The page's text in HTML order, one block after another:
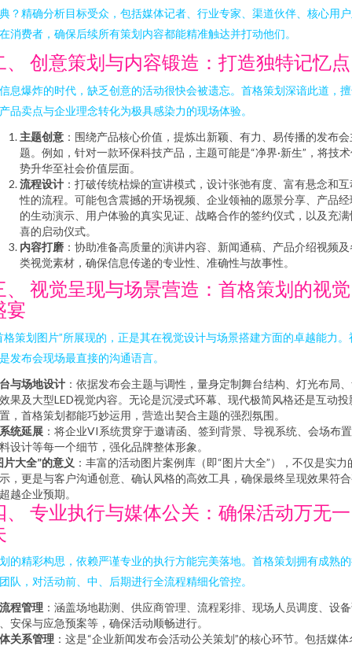
？精确分析目标受众，包括媒体记者、行业专家、渠道伙伴、核心用
消费者，确保后续所有策划内容都能精准触达并打动他们。
、 创意策划与内容锻造：打造独特记忆点
息爆炸的时代，缺乏创意的活动很快会被遗忘。首格策划深谙此道，
品卖点与企业理念转化为极具感染力的现场体验。
主题创意 ：围绕产品核心价值，提炼出新颖、有力、易传播的发布会
题。例如，针对一款环保科技产品，主题可能是“净界·新生”，将技
势升华至社会价值层面。
流程设计 ：打破传统枯燥的宣讲模式，设计张弛有度、富有悬念和互
性的流程。可能包含震撼的开场视频、企业领袖的愿景分享、产品经
的生动演示、用户体验的真实见证、战略合作的签约仪式，以及充满
喜的启动仪式。
内容打磨 ：协助准备高质量的演讲内容、新闻通稿、产品介绍视频及
类视觉素材，确保信息传递的专业性、准确性与故事性。
、 视觉呈现与场景营造：首格策划的视觉
宴
格策划图片”所展现的，正是其在视觉设计与场景搭建方面的卓越能力。
发布会现场最直接的沟通语言。
与场地设计 ：依据发布会主题与调性，量身定制舞台结构、灯光布局
果及大型LED视觉内容。无论是沉浸式环幕、现代极简风格还是互动投
，首格策划都能巧妙运用，营造出契合主题的强烈氛围。
统延展 ：将企业VI系统贯穿于邀请函、签到背景、导视系统、会场布
设计等每一个细节，强化品牌整体形象。
片大全”的意义 ：丰富的活动图片案例库（即“图片大全”），不仅是实力
，更是与客户沟通创意、确认风格的高效工具，确保最终呈现效果符
越企业预期。
、 专业执行与媒体公关：确保活动万无一
的精彩构思，依赖严谨专业的执行方能完美落地。首格策划拥有成熟
队，对活动前、中、后期进行全流程精细化管控。
程管理 ：涵盖场地勘测、供应商管理、流程彩排、现场人员调度、设
安保与应急预案等，确保活动顺畅进行。
关系管理 ：这是“企业新闻发布会活动公关策划”的核心环节。包括媒体